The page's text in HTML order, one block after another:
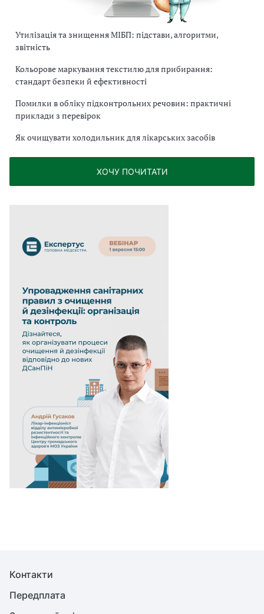
Утилізація та знищення МІБП: підстави, алгоритми,
звітність
Кольорове маркування текстилю для прибирання:
стандарт безпеки й ефективності
Помилки в обліку підконтрольних речовин: практичні
приклади з перевірок
Як очищувати холодильник для лікарських засобів
ХОЧУ ПОЧИТАТИ
Контакти
Передплата